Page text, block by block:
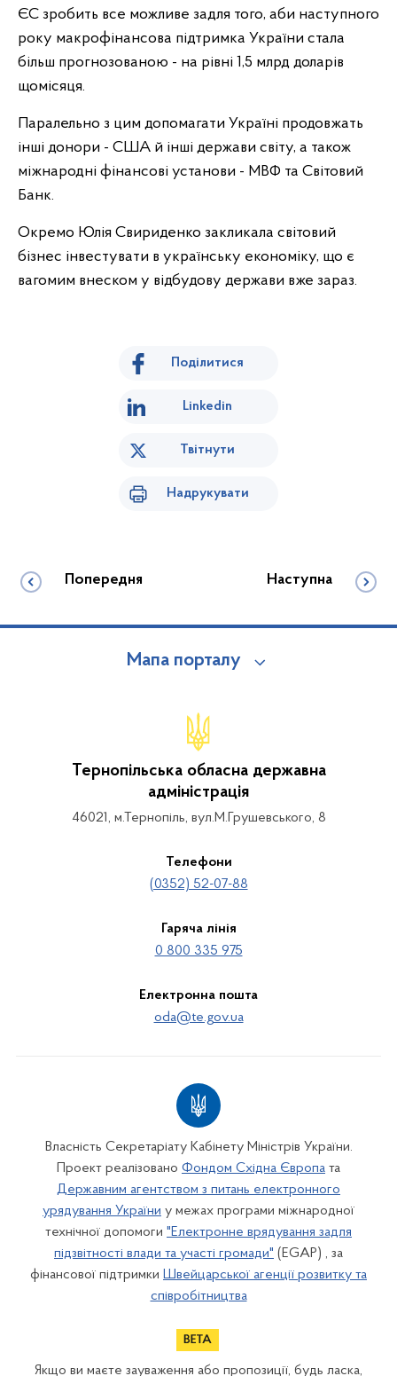
ЄС зробить все можливе задля того, аби наступного
року макрофінансова підтримка України стала
більш прогнозованою - на рівні 1,5 млрд доларів
щомісяця.
Паралельно з цим допомагати Україні продовжать
інші донори - США й інші держави світу, а також
міжнародні фінансові установи - МВФ та Світовий
Банк.
Окремо Юлія Свириденко закликала світовий
бізнес інвестувати в українську економіку, що є
вагомим внеском у відбудову держави вже зараз.
Поділитися
Linkedin
Твітнути
Надрукувати
Попередня Наступна
Мапа порталу
Тернопільська обласна державна
адміністрація
46021, м.Тернопіль, вул.М.Грушевського, 8
Телефони
(0352) 52-07-88
Гаряча лінія
0 800 335 975
Електронна пошта
oda@te.gov.ua
Власність Секретаріату Кабінету Міністрів України.
Проект реалізовано Фондом Східна Європа та
Державним агентством з питань електронного
урядування України у межах програми міжнародної
технічної допомоги "Електронне врядування задля
підзвітності влади та участі громади" (EGAP) , за
фінансової підтримки Швейцарської агенції розвитку та
співробітництва
Якщо ви маєте зауваження або пропозиції, будь ласка,